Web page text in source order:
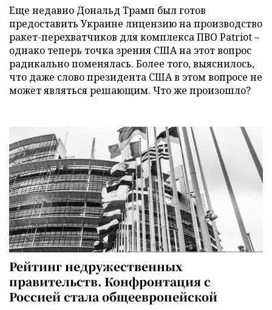
Еще недавно Дональд Трамп был готов
предоставить Украине лицензию на производство
ракет-перехватчиков для комплекса ПВО Patriot –
однако теперь точка зрения США на этот вопрос
радикально поменялась. Более того, выяснилось,
что даже слово президента США в этом вопросе не
может являться решающим. Что же произошло?
Рейтинг недружественных
правительств. Конфронтация с
Россией стала общеевропейской